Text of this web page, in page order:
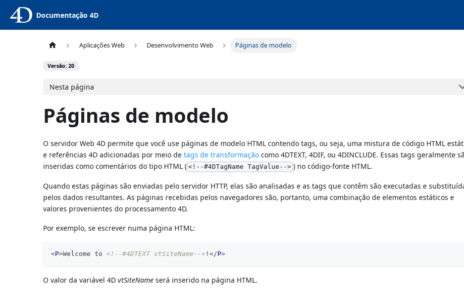
Documentação 4D
Aplicações Web Desenvolvimento Web Páginas de modelo
Versão: 20
Nesta página
Páginas de modelo
O servidor Web 4D permite que você use páginas de modelo HTML contendo tags, ou seja, uma mistura de código HTML
e referências 4D adicionadas por meio detags de transformação como 4DTEXT, 4DIF, ou 4DINCLUDE. Essas tags geralmente
inseridas como comentários do tipo HTML ( <!--#4DTagName TagValue--> ) no código-fonte HTML.
Quando estas páginas são enviadas pelo servidor HTTP, elas são analisadas e as tags que contêm são executadas e
pelos dados resultantes. As páginas recebidas pelos navegadores são, portanto, uma combinação de elementos estáticos e
valores provenientes do processamento 4D.
Por exemplo, se escrever numa página HTML:
<P>Welcome to <!--#4DTEXT vtSiteName--> !</P>
O valor da variável 4DvtSiteName será inserido na página HTML.